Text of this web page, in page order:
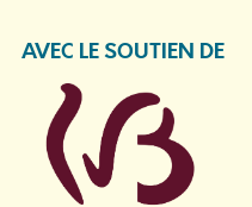
AVEC LE SOUTIEN DE